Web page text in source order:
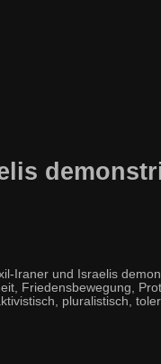
Iraner und Israelis
Friedensbewegung,
pluralistisch,